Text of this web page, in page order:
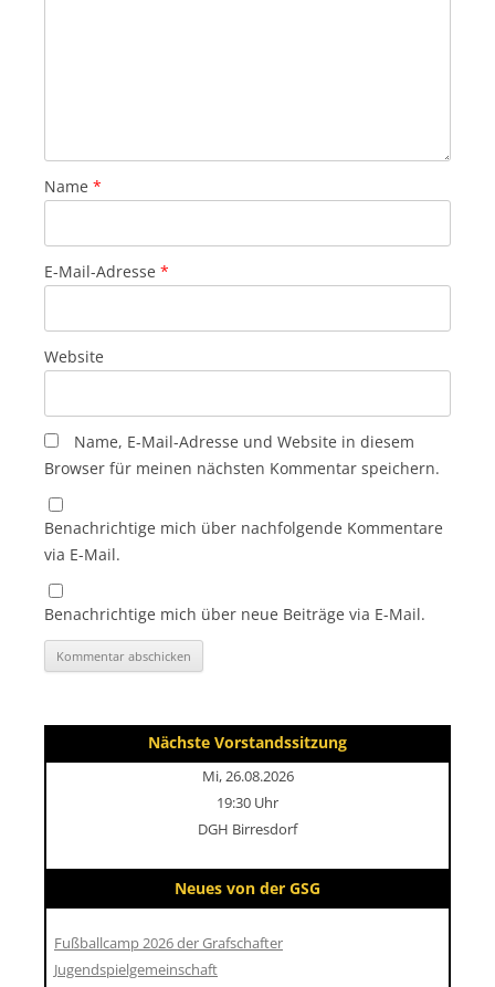
Name *
E-Mail-Adresse *
Website
Name, E-Mail-Adresse und Website in diesem
Browser für meinen nächsten Kommentar speichern.
Benachrichtige mich über nachfolgende Kommentare
via E-Mail.
Benachrichtige mich über neue Beiträge via E-Mail.
Nächste Vorstandssitzung
Mi, 26.08.2026
19:30 Uhr
DGH Birresdorf
Neues von der GSG
Fußballcamp 2026 der Grafschafter
Jugendspielgemeinschaft